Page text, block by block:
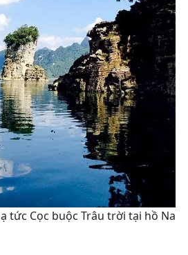
tức Cọc buộc Trâu trời tại hồ Na